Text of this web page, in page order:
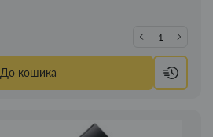
До кошика